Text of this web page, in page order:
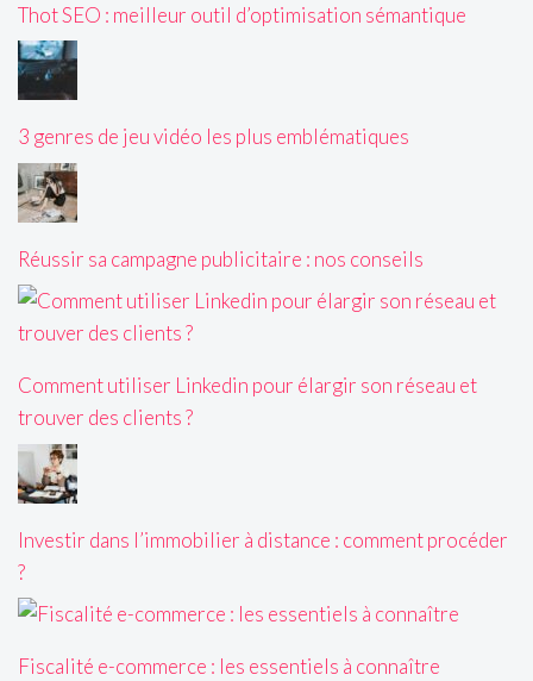
Thot SEO : meilleur outil d’optimisation sémantique
3 genres de jeu vidéo les plus emblématiques
Réussir sa campagne publicitaire : nos conseils
Comment utiliser Linkedin pour élargir son réseau et
trouver des clients ?
Investir dans l’immobilier à distance : comment procéder
?
Fiscalité e-commerce : les essentiels à connaître